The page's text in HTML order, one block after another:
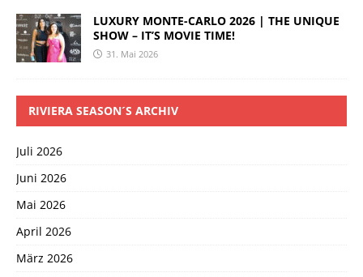
LUXURY MONTE-CARLO 2026 | THE UNIQUE
SHOW – IT’S MOVIE TIME!
31. Mai 2026
RIVIERA SEASON´S ARCHIV
Juli 2026
Juni 2026
Mai 2026
April 2026
März 2026